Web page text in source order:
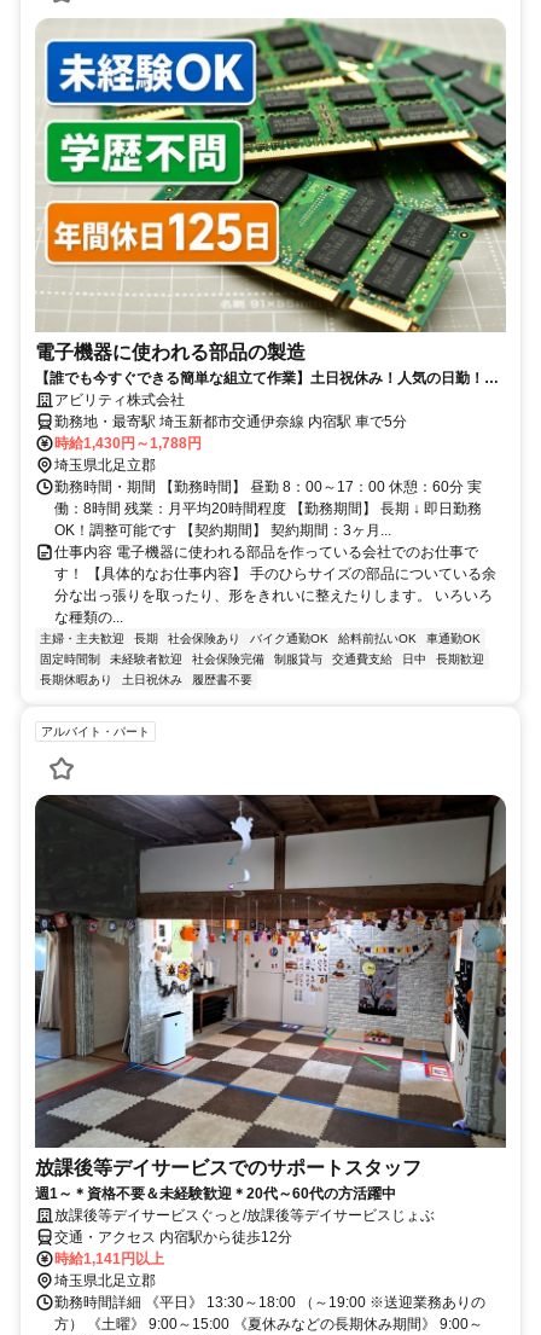
電子機器に使われる部品の製造
【誰でも今すぐできる簡単な組立て作業】土日祝休み！人気の日勤！モ
クモク作業がお好きな方必見です！
アビリティ株式会社
勤務地・最寄駅 埼玉新都市交通伊奈線 内宿駅 車で5分
時給1,430円～1,788円
埼玉県北足立郡
勤務時間・期間 【勤務時間】 昼勤 8：00～17：00 休憩：60分 実
働：8時間 残業：月平均20時間程度 【勤務期間】 長期 ↓ 即日勤務
OK！調整可能です 【契約期間】 契約期間：3ヶ月...
仕事内容 電子機器に使われる部品を作っている会社でのお仕事で
す！ 【具体的なお仕事内容】 手のひらサイズの部品についている余
分な出っ張りを取ったり、形をきれいに整えたりします。 いろいろ
な種類の...
主婦・主夫歓迎 長期 社会保険あり バイク通勤OK 給料前払いOK
車通勤OK
固定時間制
未経験者歓迎 社会保険完備 制服貸与 交通費支給 日中
長期歓迎
長期休暇あり
土日祝休み 履歴書不要
アルバイト・パート
放課後等デイサービスでのサポートスタッフ
週1～＊資格不要＆未経験歓迎＊20代～60代の方活躍中
放課後等デイサービスぐっと/放課後等デイサービスじょぶ
交通・アクセス 内宿駅から徒歩12分
時給1,141円以上
埼玉県北足立郡
勤務時間詳細 《平日》 13:30～18:00 （～19:00 ※送迎業務ありの
方） 《土曜》 9:00～15:00 《夏休みなどの長期休み期間》 9:00～